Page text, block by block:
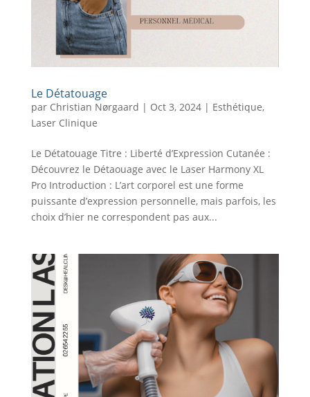
Le Détatouage
par Christian Nørgaard | Oct 3, 2024| Esthétique,
Laser Clinique
Le Détatouage Titre : Liberté d’Expression Cutanée :
Découvrez le Détaouage avec le Laser Harmony XL
Pro Introduction : L’art corporel est une forme
puissante d’expression personnelle, mais parfois, les
choix d’hier ne correspondent pas aux...